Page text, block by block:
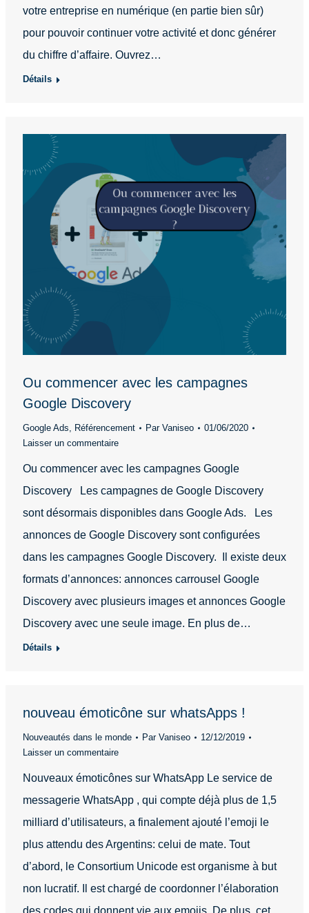
votre entreprise en numérique (en partie bien sûr)
pour pouvoir continuer votre activité et donc générer
du chiffre d’affaire. Ouvrez…
Détails
Ou commencer avec les campagnes
Google Discovery
Google Ads Référencement Par Vaniseo
01/06/2020
Laisser un commentaire
Ou commencer avec les campagnes Google
Discovery Les campagnes de Google Discovery
sont désormais disponibles dans Google Ads. Les
annonces de Google Discovery sont configurées
dans les campagnes Google Discovery. Il existe deux
formats d’annonces: annonces carrousel Google
Discovery avec plusieurs images et annonces Google
Discovery avec une seule image. En plus de…
Détails
nouveau émoticône sur whatsApps !
Nouveautés dans le monde Par Vaniseo
12/12/2019
Laisser un commentaire
Nouveaux émoticônes sur WhatsApp Le service de
messagerie WhatsApp , qui compte déjà plus de 1,5
milliard d’utilisateurs, a finalement ajouté l’emoji le
plus attendu des Argentins: celui de mate. Tout
d’abord, le Consortium Unicode est organisme à but
non lucratif. Il est chargé de coordonner l’élaboration
des codes qui donnent vie aux emojis. De plus, cet…